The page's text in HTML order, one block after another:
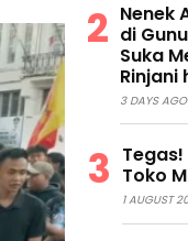
Nenek
di
Suka
Rinjani
3 DAYS AGO
Toko
1 AUGUST